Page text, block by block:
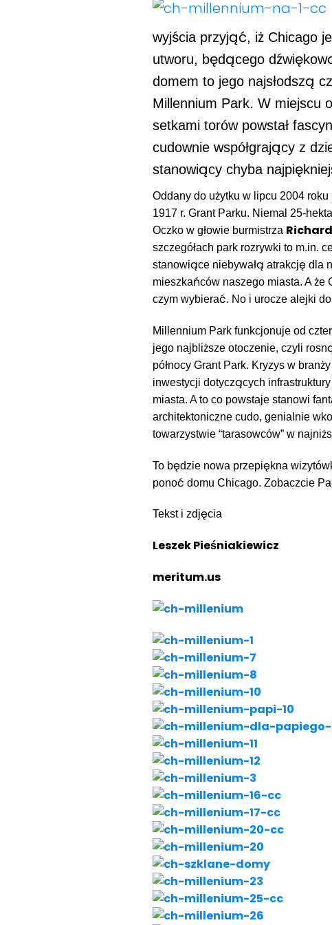
wyjścia przyjąć, iż Chicago
utworu, będącego
domem to jego najsłodszą
Millennium Park. W miejscu
setkami torów powstał
cudownie współgrający z
stanowiący chyba
Oddany do użytku w lipcu 2004
1917 r. Grant Parku. Niemal 25-
Oczko w głowie burmistrza
szczegółach park rozrywki to m.in.
stanowiące niebywałą atrakcję dla
mieszkańców naszego miasta. A
czym wybierać. No i urocze alejki
Millennium Park funkcjonuje od
jego najbliższe otoczenie, czyli
północy Grant Park. Kryzys w
inwestycji dotyczących
miasta. A to co powstaje stanowi
architektoniczne cudo, genialnie
towarzystwie “tarasowców” w
To będzie nowa przepiękna
ponoć domu Chicago. Zobaczcie
Tekst i zdjęcia
Leszek Pieśniakiewicz
meritum.us